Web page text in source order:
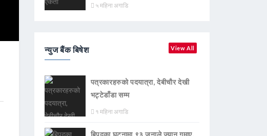
५ महिना अगाडि
न्युज बैंक बिषेश View All
पत्रकारहरुको पदयात्रा, देबीचौर देखी
भट्टेडाँडा सम्म
१ महिना अगाडि
बिपद्का घटनामा ९३ जनाले ज्यान गुमाए,